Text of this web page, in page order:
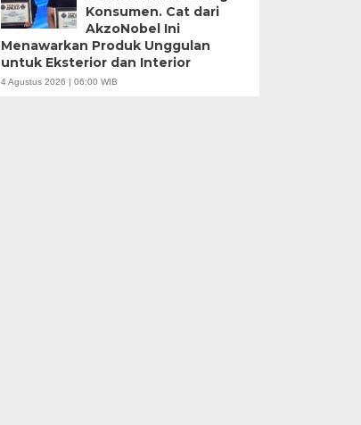
Konsumen. Cat dari
AkzoNobel Ini
Menawarkan Produk Unggulan
untuk Eksterior dan Interior
4 Agustus 2026 | 06:00 WIB